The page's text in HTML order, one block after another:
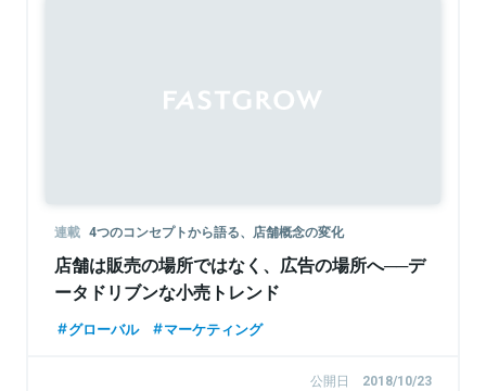
連載 4つのコンセプトから語る、店舗概念の変化
店舗は販売の場所ではなく、広告の場所へ──デ
ータドリブンな小売トレンド
グローバル マーケティング
公開日 2018/10/23